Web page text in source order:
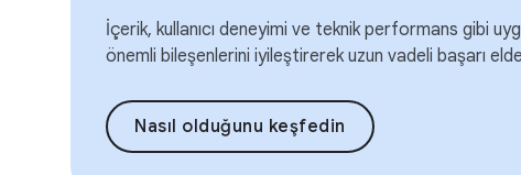
İçerik, kullanıcı deneyimi ve teknik performans gibi
önemli bileşenlerini iyileştirerek uzun vadeli başarı
Nasıl olduğunu keşfedin